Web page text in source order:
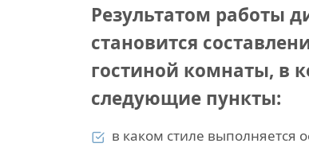
Результатом работы
становится
гостиной комнаты, в
следующие пункты:
в каком стиле